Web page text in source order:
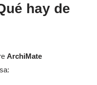
hay de
ArchiMate